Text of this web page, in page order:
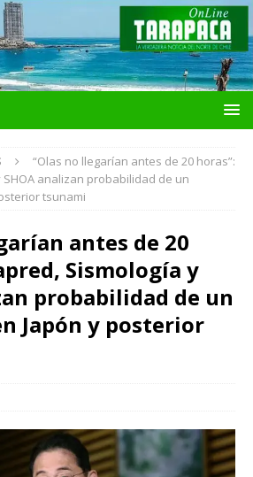
“Olas no llegarían antes de 20 horas”:
analizan probabilidad de un
tsunami
antes de 20
Sismología y
probabilidad de un
Japón y posterior